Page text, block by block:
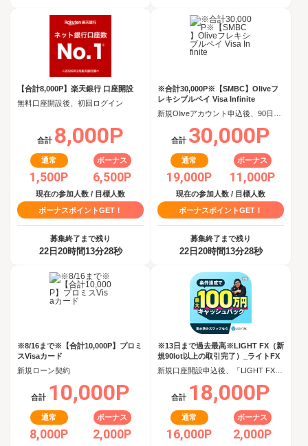
【合計8,000P】楽天銀行 口座開設
無料口座開設後、初回ログイン
合計 8,000P
通常
1,500P
ボーナス
6,500P
現在の参加人数 / 目標人数
ボーナスポイントGET！
募集終了まで残り
22日20時間13分27秒
※合計30,000P※【SMBC】Oliveフ
レキシブルペイ Visa Infinite
合計 30,000P
通常
19,000P
ボーナス
11,000P
現在の参加人数 / 目標人数
ボーナスポイントGET！
募集終了まで残り
22日20時間13分27秒
※8/16まで※【合計10,000P】プロミ
スVisaカード
新規ローン契約
合計 10,000P
通常
8,000P
ボーナス
2,000P
※13日まで過去最高※LIGHT FX（新
規90lot以上の取引完了）_ライトFX
合計 18,000P
通常
16,000P
ボーナス
2,000P